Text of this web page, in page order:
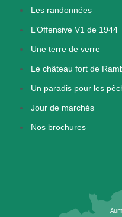
Les randonnées
L’Offensive V1 de 1944
Une terre de verre
Le château fort de
Un paradis pour les
Jour de marchés
Nos brochures